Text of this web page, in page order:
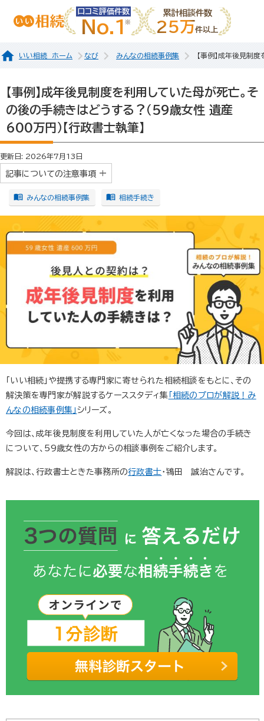
口コミ評価件数
No.1
累計相談件数
25万件以上
いい相続 ホーム なび みんなの相続事例集 【事例】成年後見制
【事例】成年後見制度を利用していた母が死亡。そ
の後の手続きはどうする？（59歳女性 遺産
600万円）【行政書士執筆】
更新日: 2026年7月13日
記事についての注意事項
みんなの相続事例集 相続手続き
「いい相続」や提携する専門家に寄せられた相続相談をもとに、その
解決策を専門家が解説するケーススタディ集 「相続のプロが解説！み
んなの相続事例集」 シリーズ。
今回は、成年後見制度を利用していた人が亡くなった場合の手続き
について、59歳女性の方からの相談事例をご紹介します。
解説は、行政書士ときた事務所の行政書士・鴇田 誠治さんです。